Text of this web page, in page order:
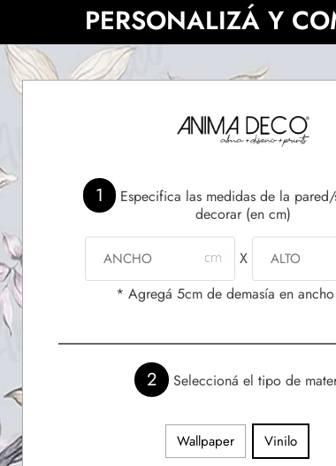
PERSONALIZÁ Y
1
Especifica las medidas de la
decorar (en cm)
X
* Agregá 5cm de demasía en
2 Seleccioná el tipo de
Wallpaper Vinilo